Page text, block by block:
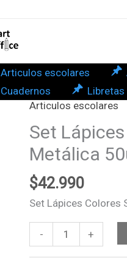
Articulos escolares
Cuadernos
Libretas
Articulos escolares
Set
Metálica
$42.990
Set Lápices Colores
-
Set
Lápices
Colores
Supermina
Caja
Metálica
50un
Giotto
+